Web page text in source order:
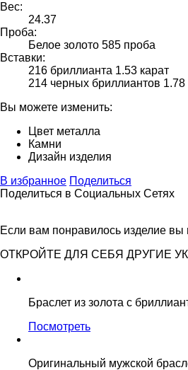
Вес:
24.37
Проба:
Белое золото 585 проба
Вставки:
216 бриллианта 1.53 карат
214 черных бриллиантов 1.78
Вы можете изменить:
Цвет металла
Камни
Дизайн изделия
В избранное Поделиться
Поделиться в Социальных Сетях
Если вам понравилось изделие вы
ОТКРОЙТЕ ДЛЯ СЕБЯ ДРУГИЕ
Браслет из золота с
Посмотреть
Оригинальный мужской